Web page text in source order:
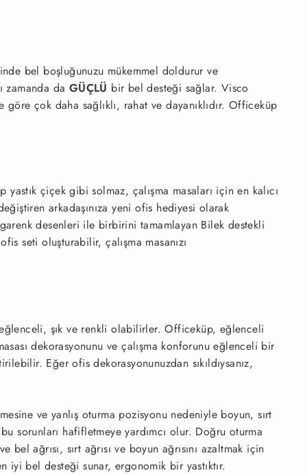
bel boşluğunuzu mükemmel doldurur ve
zamanda da GÜÇLÜ bir bel desteği sağlar. Visco
göre çok daha sağlıklı, rahat ve dayanıklıdır. Officeküp
çiçek gibi solmaz, çalışma masaları için en kalıcı
arkadaşınıza yeni ofis hediyesi olarak
desenleri ile birbirini tamamlayan Bilek destekli
seti oluşturabilir, çalışma masanızı
şık ve renkli olabilirler. Officeküp, eğlenceli
dekorasyonunu ve çalışma konforunu eğlenceli bir
Eğer ofis dekorasyonunuzdan sıkıldıysanız,
ve yanlış oturma pozisyonu nedeniyle boyun, sırt
sorunları hafifletmeye yardımcı olur. Doğru oturma
ağrısı, sırt ağrısı ve boyun ağrısını azaltmak için
iyi bel desteği sunar, ergonomik bir yastıktır.